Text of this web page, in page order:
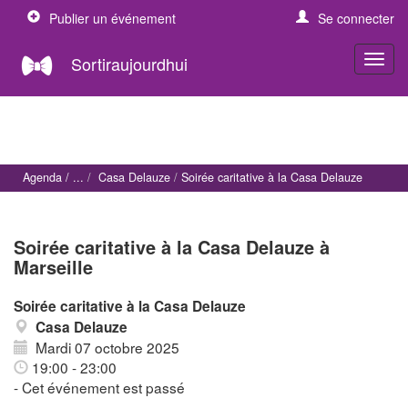
Publier un événement Se connecter
Sortiraujourdhui
Agenda Casa Delauze Soirée caritative à la Casa Delauze
Soirée caritative à la Casa Delauze à
Marseille
Soirée caritative à la Casa Delauze
Casa Delauze
Mardi 07 octobre 2025
19:00 - 23:00
- Cet événement est passé